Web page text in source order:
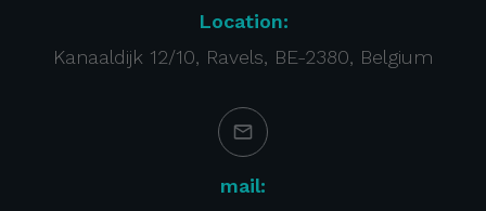
Location:
Kanaaldijk 12/10, Ravels, BE-2380, Belgium
mail: